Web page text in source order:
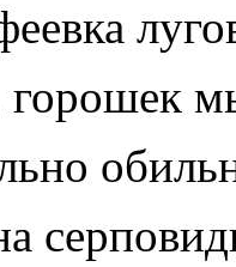
горошек